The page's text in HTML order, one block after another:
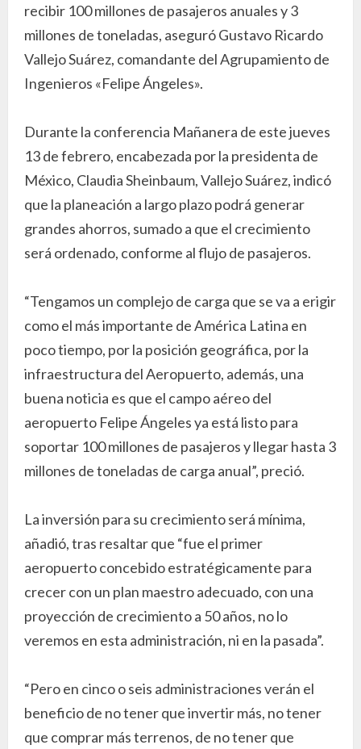
recibir 100 millones de pasajeros anuales y 3
millones de toneladas, aseguró Gustavo Ricardo
Vallejo Suárez, comandante del Agrupamiento de
Ingenieros «Felipe Ángeles».
Durante la conferencia Mañanera de este jueves
13 de febrero, encabezada por la presidenta de
México, Claudia Sheinbaum, Vallejo Suárez, indicó
que la planeación a largo plazo podrá generar
grandes ahorros, sumado a que el crecimiento
será ordenado, conforme al flujo de pasajeros.
“Tengamos un complejo de carga que se va a erigir
como el más importante de América Latina en
poco tiempo, por la posición geográfica, por la
infraestructura del Aeropuerto, además, una
buena noticia es que el campo aéreo del
aeropuerto Felipe Ángeles ya está listo para
soportar 100 millones de pasajeros y llegar hasta 3
millones de toneladas de carga anual”, preció.
La inversión para su crecimiento será mínima,
añadió, tras resaltar que “fue el primer
aeropuerto concebido estratégicamente para
crecer con un plan maestro adecuado, con una
proyección de crecimiento a 50 años, no lo
veremos en esta administración, ni en la pasada”.
“Pero en cinco o seis administraciones verán el
beneficio de no tener que invertir más, no tener
que comprar más terrenos, de no tener que